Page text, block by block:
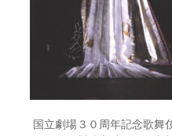
国立劇場３０周年記念歌舞